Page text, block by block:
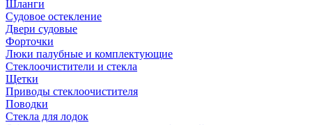
Шланги
Судовое остекление
Двери судовые
Форточки
Люки палубные и комплектующие
Стеклоочистители и стекла
Щетки
Приводы стеклоочистителя
Поводки
Стекла для лодок